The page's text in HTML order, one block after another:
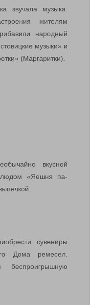
звучала музыка.
жителям
народный
музыки» и
(Маргаритки).
вкусной
«Яешня па-
сувениры
Дома ремесел.
беспроигрышную